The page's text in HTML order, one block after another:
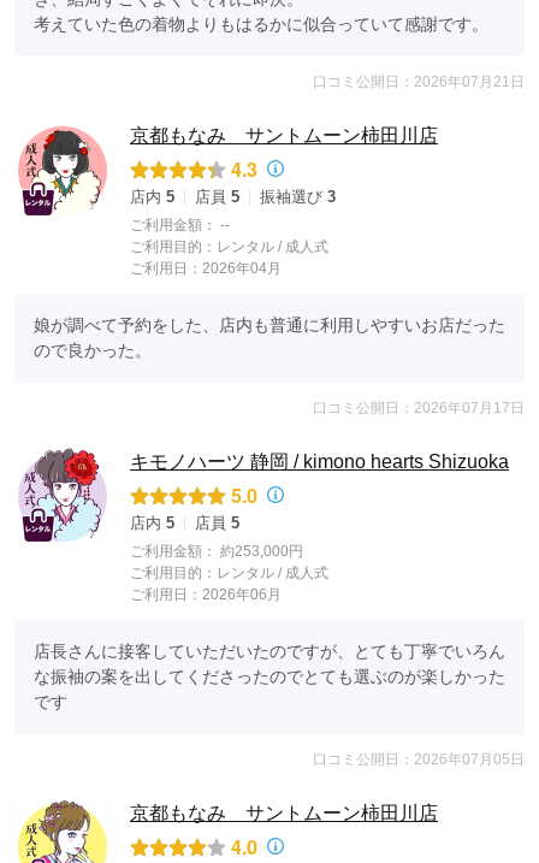
考えていた色の着物よりもはるかに似合っていて感謝です。
口コミ公開日：2026年07月21日
京都もなみ サントムーン柿田川店
4.3
店内 5 店員 5 振袖選び 3
ご利用金額： --
ご利用目的： レンタル / 成人式
ご利用日：2026年04月
娘が調べて予約をした、店内も普通に利用しやすいお店だった
ので良かった。
口コミ公開日：2026年07月17日
キモノハーツ 静岡 / kimono hearts Shizuoka
5.0
店内 5 店員 5
ご利用金額： 約253,000円
ご利用目的： レンタル / 成人式
ご利用日：2026年06月
店長さんに接客していただいたのですが、とても丁寧でいろん
な振袖の案を出してくださったのでとても選ぶのが楽しかった
です
口コミ公開日：2026年07月05日
京都もなみ サントムーン柿田川店
4.0